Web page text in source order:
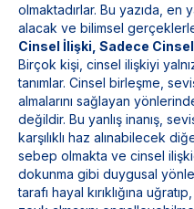
olmaktadırlar. Bu yazıda, en
alacak ve bilimsel
Cinsel İlişki, Sadece
Birçok kişi, cinsel ilişkiyi
tanımlar. Cinsel birleşme,
almalarını sağlayan
değildir. Bu yanlış inanış,
karşılıklı haz alınabilecek
sebep olmakta ve cinsel
dokunma gibi duygusal
tarafı hayal kırıklığına